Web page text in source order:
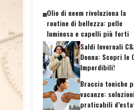
Olio di neem rivoluziona la
routine di bellezza: pelle
luminosa e capelli più forti
Saldi Invernali
Donna: Scopri le
Imperdibili!
Braccia toniche
vacanze:
praticabili